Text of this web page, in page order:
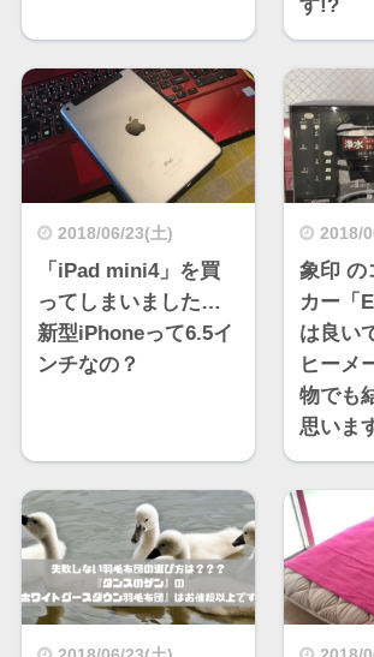
す!?
2018/06/23(土)
「iPad mini4」を買
ってしまいました…
新型iPhoneって6.5イ
ンチなの？
2018/
象印 の
カー「
は良い
ヒーメ
物でも
思いま